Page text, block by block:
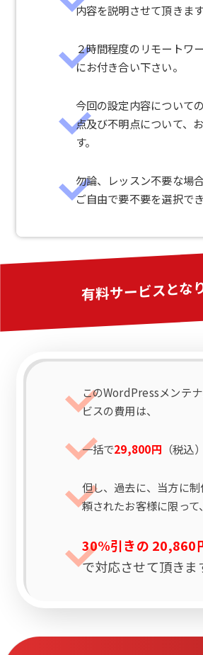
内容を説明させて頂きます
２時間程度のリモートワ
にお付き合い下さい。
今回の設定内容について
点及び不明点について、
す。
勿論、レッスン不要な場
ご自由で要不要を選択でき
有料サービスとな
このWordPressメンテ
ビスの費用は、
一括で29,800円 （税込
但し、過去に、当方に
頼されたお客様に限って、
30%引きの 20,860
で対応させて頂きま